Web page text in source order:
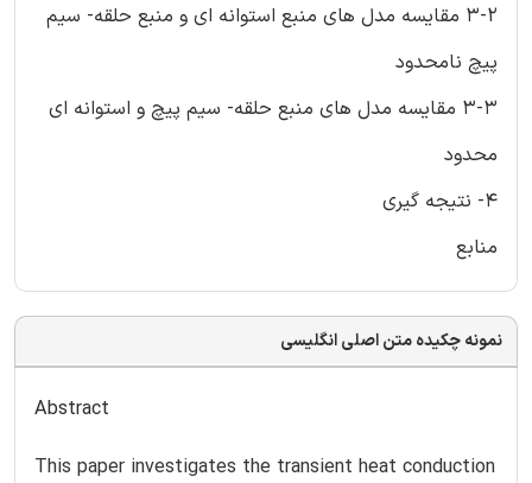
3-2 مقایسه مدل های منبع استوانه ای و منبع حلقه- سیم
پیچ نامحدود
3-3 مقایسه مدل های منبع حلقه- سیم پیچ و استوانه ای
محدود
4- نتیجه گیری
منابع
نمونه چکیده متن اصلی انگلیسی
Abstract
This paper investigates the transient heat conduction